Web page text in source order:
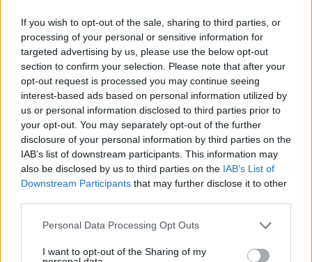
If you wish to opt-out of the sale, sharing to third parties, or
processing of your personal or sensitive information for
targeted advertising by us, please use the below opt-out
section to confirm your selection. Please note that after your
opt-out request is processed you may continue seeing
interest-based ads based on personal information utilized by
us or personal information disclosed to third parties prior to
your opt-out. You may separately opt-out of the further
disclosure of your personal information by third parties on the
IAB’s list of downstream participants. This information may
also be disclosed by us to third parties on the IAB’s List of
Downstream Participants that may further disclose it to other
Personal Data Processing Opt Outs
I want to opt-out of the Sharing of my
retard, les équipes en sont immédiatement informées, facilitant une
réponse plus rapide et coordonnée.
Article précédent
Un verre d’alcool par jour :
un danger caché pour
Article suivant
Attention aux
médicaments courants à